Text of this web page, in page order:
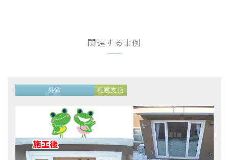
関連する事例
外窓 札幌支店